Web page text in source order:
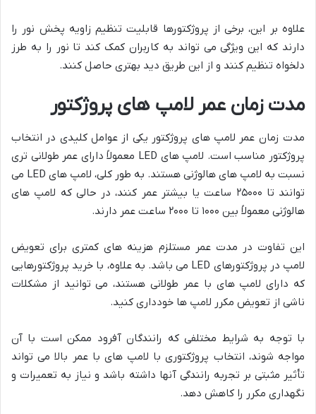
علاوه بر این، برخی از پروژکتورها قابلیت تنظیم زاویه پخش نور را
دارند که این ویژگی می تواند به کاربران کمک کند تا نور را به طرز
دلخواه تنظیم کنند و از این طریق دید بهتری حاصل کنند.
مدت زمان عمر لامپ های پروژکتور
مدت زمان عمر لامپ های پروژکتور یکی از عوامل کلیدی در انتخاب
پروژکتور مناسب است. لامپ های LED معمولاً دارای عمر طولانی تری
نسبت به لامپ های هالوژنی هستند. به طور کلی، لامپ های LED می
توانند تا ۲۵۰۰۰ ساعت یا بیشتر عمر کنند، در حالی که لامپ های
هالوژنی معمولاً بین ۱۰۰۰ تا ۲۰۰۰ ساعت عمر دارند.
این تفاوت در مدت عمر مستلزم هزینه های کمتری برای تعویض
لامپ در پروژکتورهای LED می باشد. به علاوه، با خرید پروژکتورهایی
که دارای لامپ های با عمر طولانی هستند، می توانید از مشکلات
ناشی از تعویض مکرر لامپ ها خودداری کنید.
با توجه به شرایط مختلفی که رانندگان آفرود ممکن است با آن
مواجه شوند، انتخاب پروژکتوری با لامپ های با عمر بالا می تواند
تأثیر مثبتی بر تجربه رانندگی آنها داشته باشد و نیاز به تعمیرات و
نگهداری مکرر را کاهش دهد.